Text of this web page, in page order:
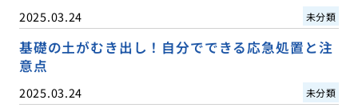
2025.03.24 未分類
基礎の土がむき出し！自分でできる応急処置と注
意点
2025.03.24 未分類